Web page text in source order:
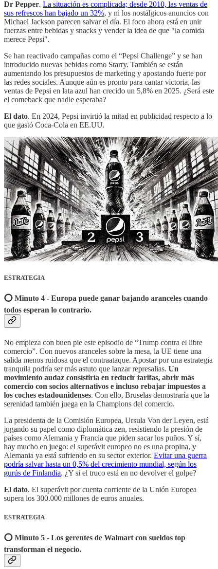
Dr Pepper. La situación es complicada; desde 2010, las ventas de
sus refrescos han bajado un 32%, y ni los nostálgicos anuncios con
Michael Jackson parecen salvar el día. El foco ahora está en unir
fuerzas entre bebidas y snacks y vender la idea de que "la comida
merece Pepsi".
Se han reactivado campañas como el “Pepsi Challenge” y se han
introducido nuevas bebidas como Starry. También se están
aumentando los presupuestos de marketing y apostando fuerte por
las redes sociales. Aunque aún es pronto para cantar victoria, las
ventas de Pepsi en lata azul han crecido un 5,8% en 2025. ¿Será este
el comeback que nadie esperaba?
El dato. En 2024, Pepsi invirtió la mitad en publicidad respecto a lo
que gastó Coca-Cola en EE.UU.
ESTRATEGIA
⭕️ Minuto 4 - Europa puede ganar bajando aranceles cuando
todos esperan lo contrario.
No empieza con buen pie este episodio de “Trump contra el libre
comercio”. Con nuevos aranceles sobre la mesa, la UE tiene una
salida menos ruidosa que el contraataque. Apostar por una estrategia
tranquila podría ser más astuto que lanzar represalias. Un
movimiento audaz consistiría en reducir tarifas, abrir más
comercio con socios alternativos e incluso rebajar impuestos a
los coches estadounidenses. Con ello, Bruselas demostraría que la
serenidad también juega en la Champions del comercio.
La presidenta de la Comisión Europea, Ursula Von der Leyen, está
jugando su papel como diplomática zen, resistiendo la presión de
países como Alemania y Francia que piden sacar los puños. Y sí,
hay mucho en juego: el superávit europeo no es una propina, y
Alemania ya está sufriendo en su sector exterior. Evitar una guerra
podría salvar hasta un 0,5% del crecimiento mundial, según los
gurús de Finlandia. ¿Y si el truco está en no devolver el golpe?
El dato. El superávit por cuenta corriente de la Unión Europea
supera los 300.000 millones de euros anuales.
ESTRATEGIA
⭕️ Minuto 5 - Los gerentes de Walmart con sueldos top
transforman el negocio.